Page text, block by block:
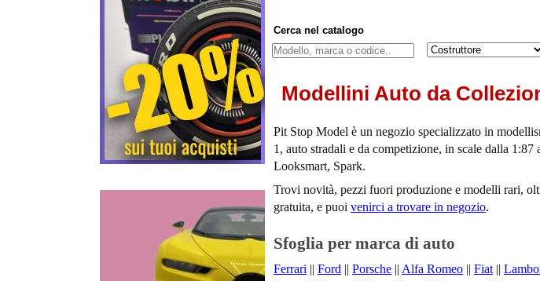
Cerca nel catalogo
Cosa cerchi Marca dell'auto
Modellini Auto da
Pit Stop Model è un negozio specializzato in
1, auto stradali e da competizione, in scale dalla
Looksmart, Spark.
Trovi novità, pezzi fuori produzione e modelli rari,
gratuita, e puoi venirci a trovare in negozio.
Sfoglia per marca di auto
Ferrari || Ford || Porsche || Alfa Romeo || Fiat ||